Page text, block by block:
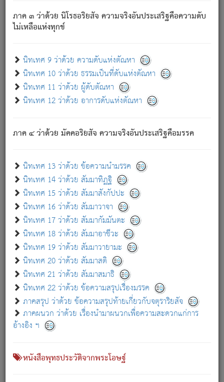
ภาค ๓ ว่าด้วย นิโรธอริยสัจ ความจริงอันประเสริฐคือความดับ
ไม่เหลือแห่งทุกข์
นิทเทศ 9 ว่าด้วย ความดับแห่งตัณหา
นิทเทศ 10 ว่าด้วย ธรรมเป็นที่ดับแห่งตัณหา
นิทเทศ 11 ว่าด้วย ผู้ดับตัณหา
นิทเทศ 12 ว่าด้วย อาการดับแห่งตัณหา
ภาค ๔ ว่าด้วย มัคคอริยสัจ ความจริงอันประเสริฐคือมรรค
นิทเทศ 13 ว่าด้วย ข้อความนำมรรค
นิทเทศ 14 ว่าด้วย สัมมาทิฏฐิ
นิทเทศ 15 ว่าด้วย สัมมาสังกัปปะ
นิทเทศ 16 ว่าด้วย สัมมาวาจา
นิทเทศ 17 ว่าด้วย สัมมากัมมันตะ
นิทเทศ 18 ว่าด้วย สัมมาอาชีวะ
นิทเทศ 19 ว่าด้วย สัมมาวายามะ
นิทเทศ 20 ว่าด้วย สัมมาสติ
นิทเทศ 21 ว่าด้วย สัมมาสมาธิ
นิทเทศ 22 ว่าด้วย ข้อความสรุปเรื่องมรรค
ภาคสรุป ว่าด้วย ข้อความสรุปท้ายเกี่ยวกับจตุราริยสัจ
ภาคผนวก ว่าด้วย เรื่องนำมาผนวกเพื่อความสะดวกแก่การ
อ้างอิง ฯ
หนังสือพุทธประวัติจากพระโอษฐ์
ภิกษุนั้น เป็นผู้ครอบงำมารได้แล้ว ชนะสงครามแล้ว ก้าวล่วง
ภพทั้งหลายทั้งปวงได้แล้ว เป็นผู้คงที่ (คือไม่เปลี่ยนแปลงอีกต่อ
- อุ.ขุ. ๒๕/๑๒๑/๘๔.
(ข้อความนี้ เป็นพระพุทธอุทานที่ทรงเปล่งออก ที่โคนต้นโพธิ์
เป็นที่ตรัสรู้ เมื่อตรัสรู้แล้วได้ 7 วัน)
เกี่ยวกับธรรมโฆษณ์ออนไลน์ (Disclaimer)
แม้ระบบ "ธรรมโฆษณ์ออนไลน์" พยายามปรับปรุงข้อมูลให้ถูกต้องมากที่สุด
ผู้ศึกษาก็พึงตรวจสอบกับตัวเล่มหนังสือต้นฉบับ ที่มีการพิมพ์ครั้งล่าสุด
ก่อนนำข้อมูลไปใช้ในการอ้างอิง"
เกี่ยวกับอัตถจารี|เกี่ยวกับการพัฒนา|แจ้งข้อผิดพลาด / แนะนำ
หนังสือที่เกี่ยวข้อง